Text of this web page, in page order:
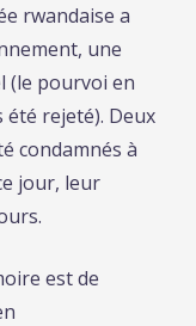
rwandaise a
une
(le pourvoi en
été rejeté). Deux
condamnés à
jour, leur
est de